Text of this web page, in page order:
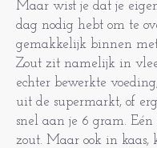
Maar wist je dat je
dag nodig hebt om te
gemakkelijk binnen
Zout zit namelijk in
echter bewerkte
uit de supermarkt, of
snel aan je 6 gram.
zout. Maar ook in kaas,